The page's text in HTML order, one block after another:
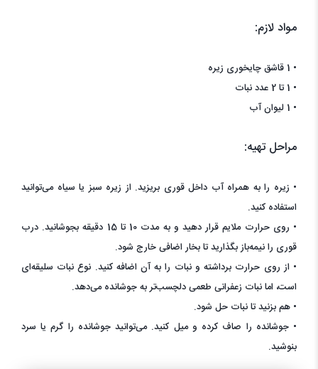
مواد لازم:
• 1 قاشق چایخوری زیره
• 1 تا 2 عدد نبات
• 1 لیوان آب
مراحل تهیه:
• زیره را به همراه آب داخل قوری بریزید. از زیره سبز یا سیاه می‌توانید
استفاده کنید.
• روی حرارت ملایم قرار دهید و به مدت 10 تا 15 دقیقه بجوشانید. درب
قوری را نیمه‌باز بگذارید تا بخار اضافی خارج شود.
• از روی حرارت برداشته و نبات را به آن اضافه کنید. نوع نبات سلیقه‌ای
است، اما نبات زعفرانی طعمی دلچسب‌تر به جوشانده می‌دهد.
• هم بزنید تا نبات حل شود.
• جوشانده را صاف کرده و میل کنید. می‌توانید جوشانده را گرم یا سرد
بنوشید.